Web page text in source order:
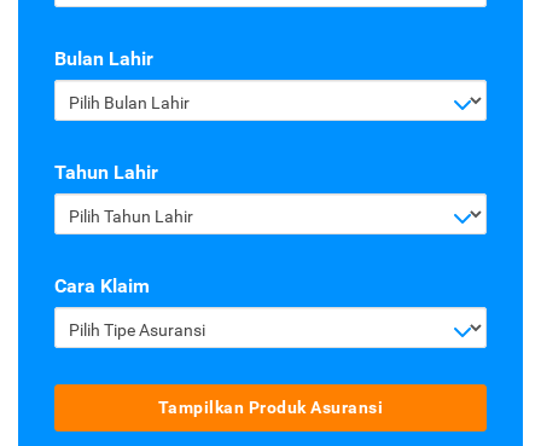
Bulan Lahir
Pilih Bulan Lahir
Tahun Lahir
Pilih Tahun Lahir
Cara Klaim
Pilih Tipe Asuransi
Tampilkan Produk Asuransi